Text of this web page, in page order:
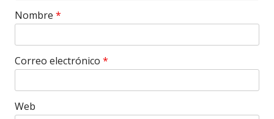
Nombre *
Correo electrónico *
Web